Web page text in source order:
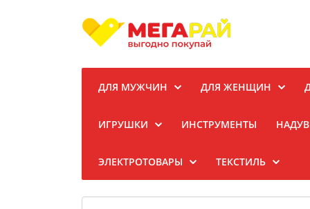
ДЛЯ МУЖЧИН ДЛЯ ЖЕНЩИН
ИГРУШКИ ИНСТРУМЕНТЫ
ЭЛЕКТРОТОВАРЫ ТЕКСТИЛЬ